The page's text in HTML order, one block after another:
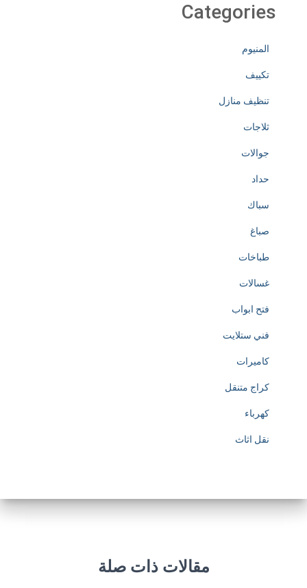
Categories
المنيوم
تكييف
تنظيف منازل
ثلاجات
جوالات
حداد
سباك
صباغ
طباخات
غسالات
فتح ابواب
فني ستلايت
كاميرات
كراج متنقل
كهرباء
نقل اثاث
مقالات ذات صلة